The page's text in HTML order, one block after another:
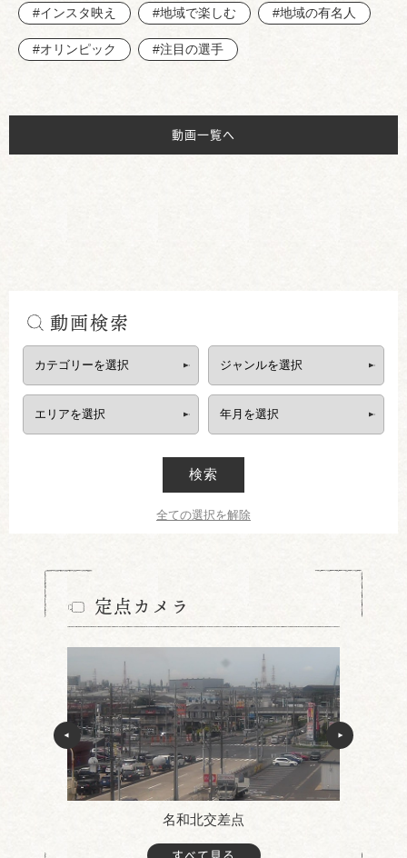
#インスタ映え #地域で楽しむ #地域の有名人
#オリンピック #注目の選手
動画一覧へ
動画検索
検索
全ての選択を解除
定点カメラ
名和北交差点
すべて見る